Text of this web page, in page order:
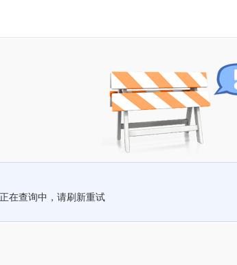
正在查询中，请刷新重试